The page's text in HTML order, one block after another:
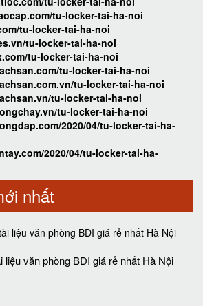
tu-locker-tai-ha-noi
tu-locker-tai-ha-noi
tu-locker-tai-ha-noi
tu-locker-tai-ha-noi
tu-locker-tai-ha-noi
tu-locker-tai-ha-noi
tu-locker-tai-ha-noi
tu-locker-tai-ha-noi
2020/04/tu-locker-tai-ha-
2020/04/tu-locker-tai-ha-
nhất
liệu văn phòng BDI giá rẻ nhất Hà Nội